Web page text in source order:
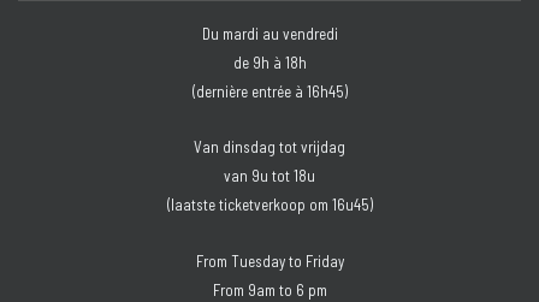
Du mardi au vendredi
de 9h à 18h
(dernière entrée à 16h45)
Van dinsdag tot vrijdag
van 9u tot 18u
(laatste ticketverkoop om 16u45)
From Tuesday to Friday
From 9am to 6 pm